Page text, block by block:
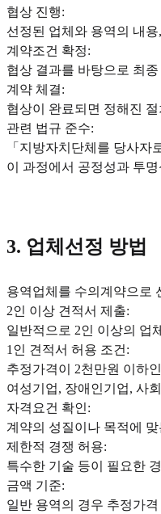
협상 진행:
선정된 업체와 용역의 내
계약조건 확정:
협상 결과를 바탕으로 최
계약 체결:
협상이 완료되면 정해진
관련 법규 준수:
「지방자치단체를 당사
이 과정에서 공정성과 투
3. 업체선정 방법
용역업체를 수의계약으로
2인 이상 견적서 제출:
일반적으로 2인 이상의 업
1인 견적서 허용 조건:
추정가격이 2천만원 이하
여성기업, 장애인기업, 사
자격요건 확인:
계약의 성질이나 목적에
제한적 경쟁 허용:
특수한 기술 등이 필요한
금액 기준:
일반 용역의 경우 추정가